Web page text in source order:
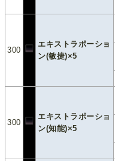
300
エキストラポーショ
ン(敏捷)×5
300
エキストラポーショ
ン(知能)×5